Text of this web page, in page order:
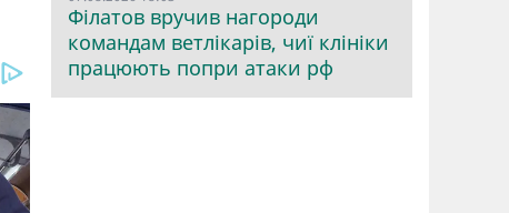
Філатов вручив нагороди
командам ветлікарів, чиї клініки
працюють попри атаки рф